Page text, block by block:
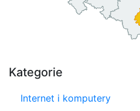
Kategorie
Internet i komputery